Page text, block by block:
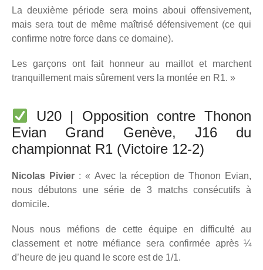
La deuxième période sera moins aboui offensivement,
mais sera tout de même maîtrisé défensivement (ce qui
confirme notre force dans ce domaine).
Les garçons ont fait honneur au maillot et marchent
tranquillement mais sûrement vers la montée en R1. »
U20 | Opposition contre Thonon
Evian Grand Genève, J16 du
championnat R1 (Victoire 12-2)
Nicolas Pivier: « Avec la réception de Thonon Evian,
nous débutons une série de 3 matchs consécutifs à
domicile.
Nous nous méfions de cette équipe en difficulté au
classement et notre méfiance sera confirmée après ¼
d’heure de jeu quand le score est de 1/1.